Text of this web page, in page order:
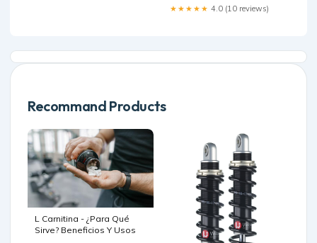
★★★★★ 4.0 (10 reviews)
Recommand Products
L Carnitina - ¿Para Qué
Sirve? Beneficios Y Usos